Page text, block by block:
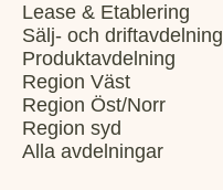
Lease & Etablering
Sälj- och driftavdelning
Produktavdelning
Region Väst
Region Öst/Norr
Region syd
Alla avdelningar